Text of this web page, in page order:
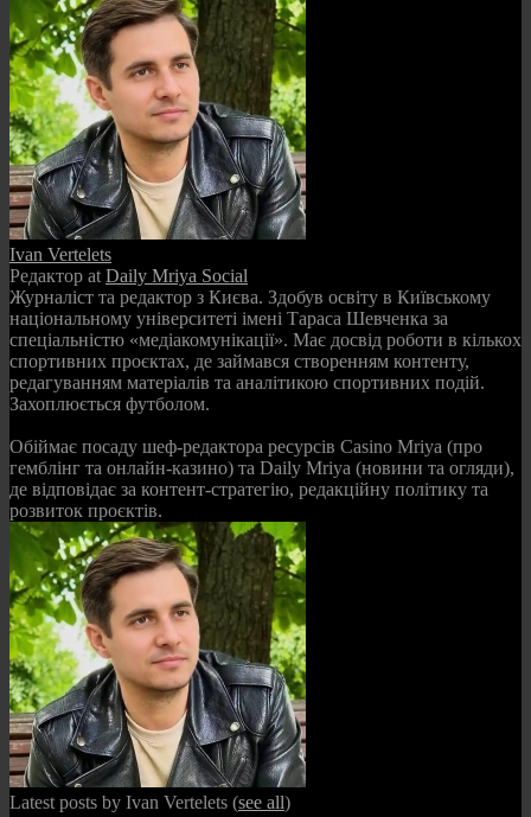
Ivan Vertelets
Редактор at Daily Mriya Social
Журналіст та редактор з Києва. Здобув освіту в Київському
національному університеті імені Тараса Шевченка за
спеціальністю «медіакомунікації». Має досвід роботи в кількох
спортивних проєктах, де займався створенням контенту,
редагуванням матеріалів та аналітикою спортивних подій.
Захоплюється футболом.
Обіймає посаду шеф-редактора ресурсів Casino Mriya (про
гемблінг та онлайн-казино) та Daily Mriya (новини та огляди),
де відповідає за контент-стратегію, редакційну політику та
розвиток проєктів.
Latest posts by Ivan Vertelets (see all)